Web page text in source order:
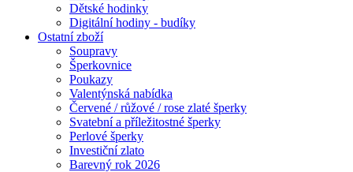
Dětské hodinky
Digitální hodiny - budíky
Ostatní zboží
Soupravy
Šperkovnice
Poukazy
Valentýnská nabídka
Červené / růžové / rose zlaté šperky
Svatební a příležitostné šperky
Perlové šperky
Investiční zlato
Barevný rok 2026